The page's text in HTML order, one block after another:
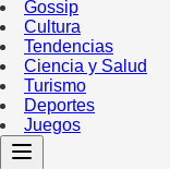
Gossip
Cultura
Tendencias
Ciencia y Salud
Turismo
Deportes
Juegos